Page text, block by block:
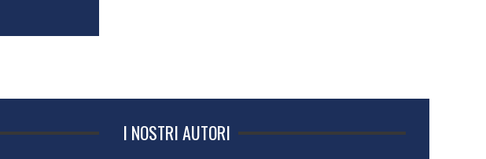
I NOSTRI AUTORI